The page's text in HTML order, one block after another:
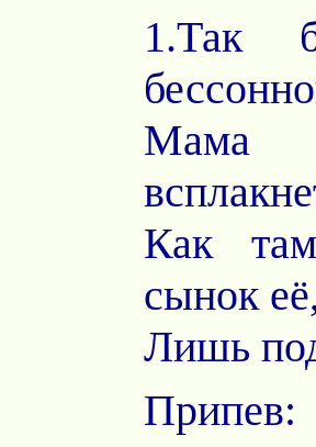
1.Так
Мама
Как
сынок
Лишь
Припев: